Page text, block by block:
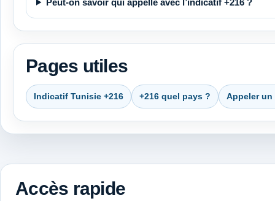
Pages utiles
Indicatif Tunisie +216 +216 quel pays ? Appeler un
Accès rapide